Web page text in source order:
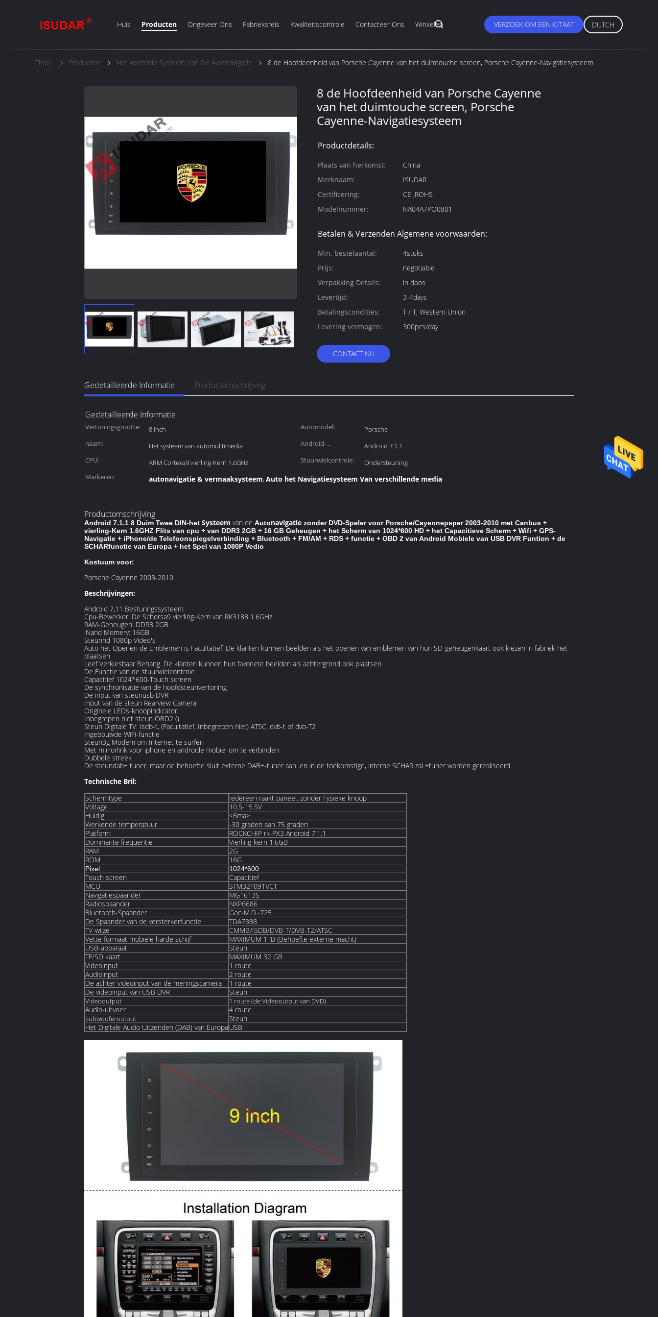
Huis Producten Ongeveer Ons Fabrieksreis Kwaliteitscontrole Contacteer Ons Winkelen VERZOEK OM EEN CITAAT DUTCH
Thuis Producten Het Androïde Systeem Van De Autonavigatie 8 de Hoofdeenheid van Porsche Cayenne van het duimtouche screen, Porsche Cayenne-Navigatiesysteem
8 de Hoofdeenheid van Porsche Cayenne
van het duimtouche screen, Porsche
Cayenne-Navigatiesysteem
Productdetails:
Plaats van herkomst:
China
Merknaam:
ISUDAR
Certificering:
CE ,ROHS
Modelnummer:
NA04A7PO0801
Betalen & Verzenden Algemene voorwaarden:
Min. bestelaantal:
4stuks
Prijs:
negotiable
Verpakking Details:
in doos
Levertijd:
3-4days
Betalingscondities:
T / T, Western Union
Levering vermogen:
300pcs/day
CONTACT NU
Gedetailleerde Informatie Productomschrijving
Gedetailleerde Informatie
Vertoningsgrootte: 8 inch Automodel:
Porsche
naam:
Het systeem van automulitimedia
Android-
Android 7.1.1
CPU:
ARM Cortexa9 vierling-Kern 1.6GHz Stuurwielcontrole:
Ondersteuning
Markeren:
autonavigatie & vermaaksysteem, Auto het Navigatiesysteem Van verschillende media
Productomschrijving
Android 7.1.1 8 Duim Twee DIN-het Systeem van de Autonavigatie zonder DVD-Speler voor Porsche/Cayennepeper 2003-2010 met Canbus +
vierling-Kern 1.6GHZ Flits van cpu + van DDR3 2GB + 16 GB Geheugen + het Scherm van 1024*600 HD + het Capacitieve Scherm + Wifi + GPS-
Navigatie + iPhone/de Telefoonspiegelverbinding + Bluetooth + FM/AM + RDS + functie + OBD 2 van Android Mobiele van USB DVR Funtion + de
SCHARfunctie van Europa + het Spel van 1080P Vedio
Kostuum voor:
Porsche Cayenne 2003-2010
Beschrijvingen:
Android 7,11 Besturingssysteem
Cpu-Bewerker: De Schorsa9 vierling-Kern van RK3188 1.6GHz
RAM-Geheugen: DDR3 2GB
iNand Momery: 16GB
Steunhd 1080p Video's
Auto het Openen de Emblemen is Facultatief. De klanten kunnen beelden als het openen van emblemen van hun SD-geheugenkaart ook kiezen in fabriek het
plaatsen
Leef Verkiesbaar Behang. De klanten kunnen hun favoriete beelden als achtergrond ook plaatsen
De Functie van de stuurwielcontrole
Capacitief 1024*600-Touch screen
De synchronisatie van de hoofdsteunvertoning
De input van steunusb DVR
Input van de steun Rearview Camera
Originele LEDs-knoopindicator.
Inbegrepen niet steun OBD2 ().
Steun Digitale TV: Isdb-t, (Facultatief, Inbegrepen niet) ATSC, dvb-t of dvb-T2
Ingebouwde WiFi-functie
Steun3g Modem om Internet te surfen
Met mirrorlink voor iphone en androïde mobiel om te verbinden
Dubbele streek
De steundab+ tuner, maar de behoefte sluit externe DAB+-tuner aan. en in de toekomstige, interne SCHAR zal +tuner worden gerealiseerd
Technische Bril:
Schermtype
Iedereen raakt paneel, zonder Fysieke knoop
Voltage
10.5-15.5V
Huidig
<6ma>
Werkende temperatuur
-30 graden aan 75 graden
Platform
ROCKCHIP rk-PX3 Android 7.1.1
Dominante frequentie
Vierling-kern 1.6GB
RAM
2G
ROM
16G
Pixel 1024*600
Touch screen
Capacitief
MCU
STM32F091VCT
Navigatiespaander
MG1613S
Radiospaander
NXP6686
Bluetooth-Spaander
Goc-M.D.-725
De Spaander van de versterkerfunctie
TDA7388
TV-wijze
CMMB/ISDB/DVB-T/DVB-T2/ATSC
Vette formaat mobiele harde schijf
MAXIMUM 1TB (Behoefte externe macht)
USB-apparaat
Steun
TF/SD kaart
MAXIMUM 32 GB
Videoinput
1 route
Audioinput
2 route
De achter videoinput van de meningscamera
1 route
De videoinput van USB DVR
Steun
Videooutput 1 route (de Videooutput van DVD)
Audio-uitvoer 4 route
Subwooferoutput
Steun
Het Digitale Audio Uitzenden (DAB) van EuropaUSB